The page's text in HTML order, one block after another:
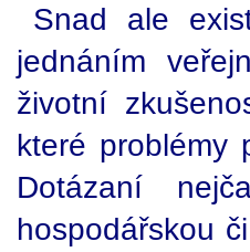
Snad ale
jednáním
životní
které problémy
Dotázaní
hospodářskou